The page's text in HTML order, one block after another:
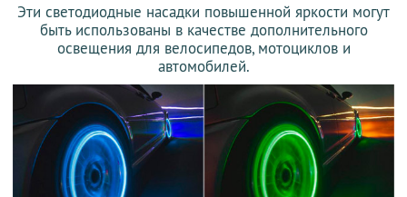
Эти светодиодные насадки повышенной яркости могут
быть использованы в качестве дополнительного
освещения для велосипедов, мотоциклов и
автомобилей.